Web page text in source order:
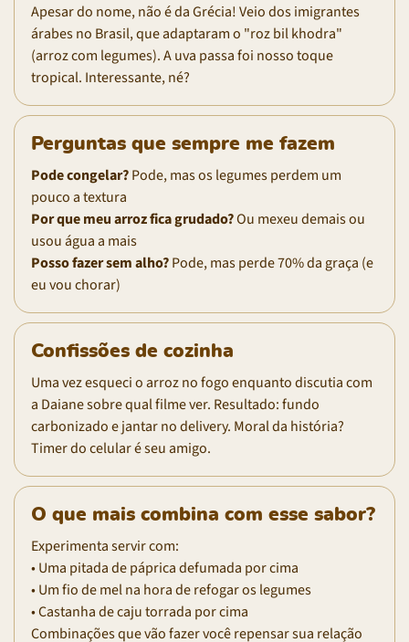
Apesar do nome, não é da Grécia! Veio dos imigrantes
árabes no Brasil, que adaptaram o "roz bil khodra"
(arroz com legumes). A uva passa foi nosso toque
tropical. Interessante, né?
Perguntas que sempre me fazem
Pode congelar?Pode, mas os legumes perdem um
pouco a textura
Por que meu arroz fica grudado?Ou mexeu demais ou
usou água a mais
Posso fazer sem alho?Pode, mas perde 70% da graça (e
eu vou chorar)
Confissões de cozinha
Uma vez esqueci o arroz no fogo enquanto discutia com
a Daiane sobre qual filme ver. Resultado: fundo
carbonizado e jantar no delivery. Moral da história?
Timer do celular é seu amigo.
O que mais combina com esse sabor?
Experimenta servir com:
• Uma pitada de páprica defumada por cima
• Um fio de mel na hora de refogar os legumes
• Castanha de caju torrada por cima
Combinações que vão fazer você repensar sua relação